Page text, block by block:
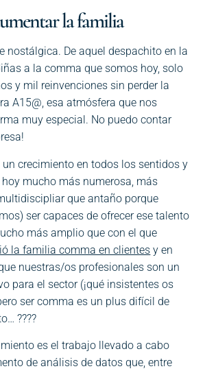
la familia
nostálgica. De aquel despachito en la
a la comma que somos hoy, solo
y mil reinvenciones sin perder la
A15@, esa atmósfera que nos
muy especial. No puedo contar
crecimiento en todos los sentidos y
mucho más numerosa, más
que antaño porque
ser capaces de ofrecer ese talento
más amplio que con el que
la familia comma en clientes y en
nuestras/os profesionales son un
para el sector (¡qué insistentes os
ser comma es un plus difícil de
????
es el trabajo llevado a cabo
de análisis de datos que, entre